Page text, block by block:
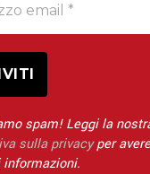
spam! Leggi la
sulla privacyper avere